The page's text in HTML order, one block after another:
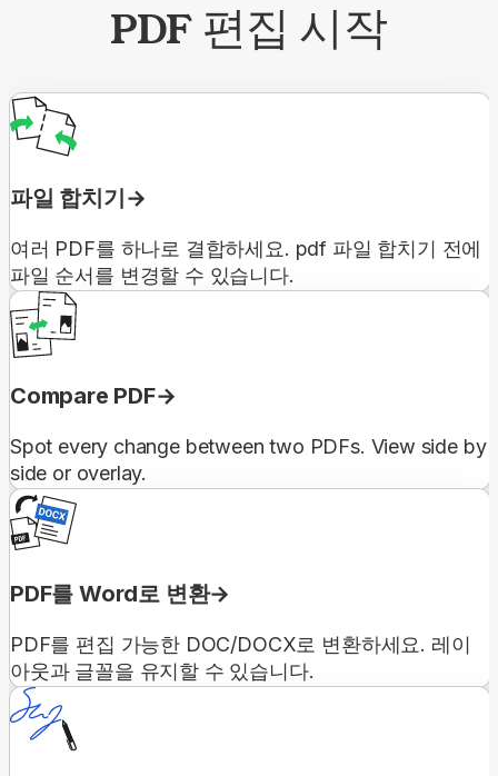
PDF 편집 시작
파일 합치기
여러 PDF를 하나로 결합하세요. pdf 파일 합치기 전에
파일 순서를 변경할 수 있습니다.
Compare PDF
Spot every change between two PDFs. View side by
side or overlay.
PDF를 Word로 변환
PDF를 편집 가능한 DOC/DOCX로 변환하세요. 레이
아웃과 글꼴을 유지할 수 있습니다.